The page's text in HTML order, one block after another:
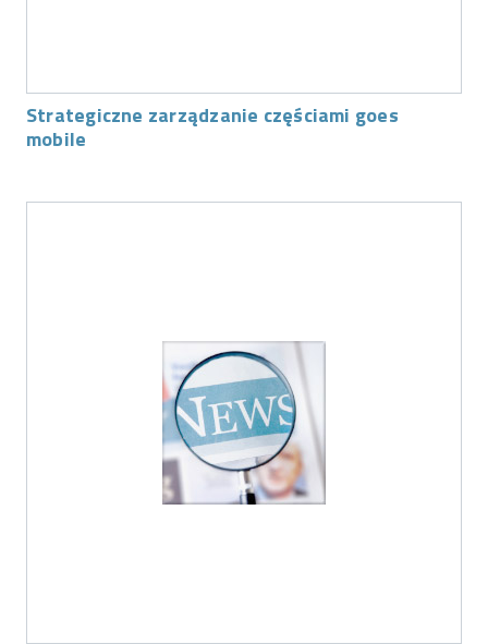
Strategiczne zarządzanie częściami goes
mobile